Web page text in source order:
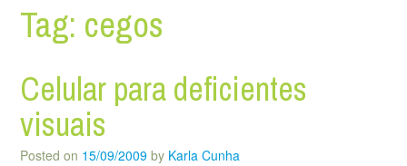
Tag: cegos
Celular para deficientes
visuais
Posted on 15/09/2009 by Karla Cunha